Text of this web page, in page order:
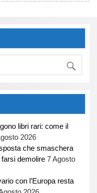
libri rari: come il
2026
che smaschera
farsi demolire 7 Agosto
con l’Europa resta